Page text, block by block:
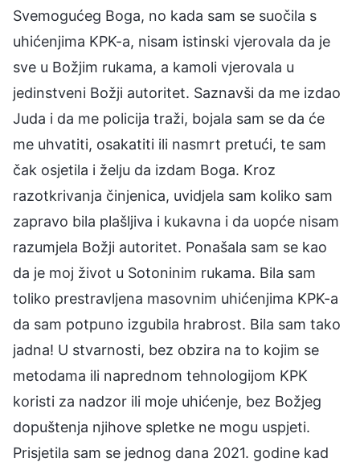
Svemogućeg Boga, no kada sam se suočila s
uhićenjima KPK-a, nisam istinski vjerovala da je
sve u Božjim rukama, a kamoli vjerovala u
jedinstveni Božji autoritet. Saznavši da me izdao
Juda i da me policija traži, bojala sam se da će
me uhvatiti, osakatiti ili nasmrt pretući, te sam
čak osjetila i želju da izdam Boga. Kroz
razotkrivanja činjenica, uvidjela sam koliko sam
zapravo bila plašljiva i kukavna i da uopće nisam
razumjela Božji autoritet. Ponašala sam se kao
da je moj život u Sotoninim rukama. Bila sam
toliko prestravljena masovnim uhićenjima KPK-a
da sam potpuno izgubila hrabrost. Bila sam tako
jadna! U stvarnosti, bez obzira na to kojim se
metodama ili naprednom tehnologijom KPK
koristi za nadzor ili moje uhićenje, bez Božjeg
dopuštenja njihove spletke ne mogu uspjeti.
Prisjetila sam se jednog dana 2021. godine kad